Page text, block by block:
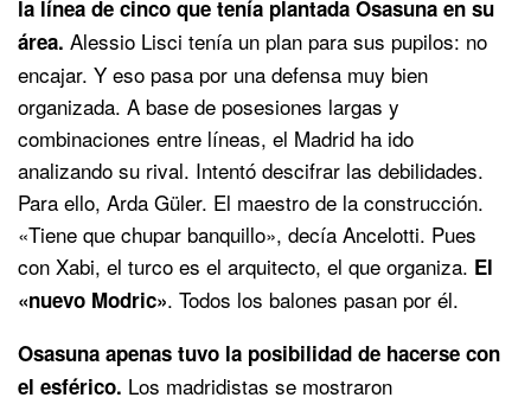
la línea de cinco que tenía plantada Osasuna en su
área. Alessio Lisci tenía un plan para sus pupilos: no
encajar. Y eso pasa por una defensa muy bien
organizada. A base de posesiones largas y
combinaciones entre líneas, el Madrid ha ido
analizando su rival. Intentó descifrar las debilidades.
Para ello, Arda Güler. El maestro de la construcción.
«Tiene que chupar banquillo», decía Ancelotti. Pues
con Xabi, el turco es el arquitecto, el que organiza. El
«nuevo Modric». Todos los balones pasan por él.
Osasuna apenas tuvo la posibilidad de hacerse con
el esférico. Los madridistas se mostraron